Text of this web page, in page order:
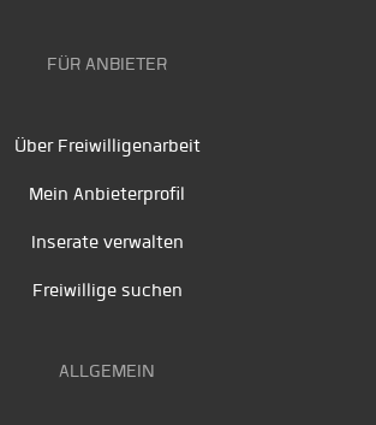
FÜR ANBIETER
Über Freiwilligenarbeit
Mein Anbieterprofil
Inserate verwalten
Freiwillige suchen
ALLGEMEIN